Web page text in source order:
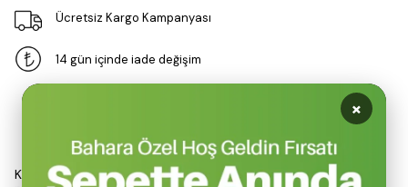
Ücretsiz Kargo Kampanyası
14 gün içinde iade değişim
Kamp Çaydanlık, 1.1 litre kapasitesi ve 210 gram ağırlığı ile dış
×